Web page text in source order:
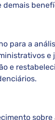
demais
para a
e
e